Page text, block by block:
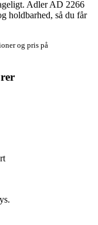
Adler AD 2266
holdbarhed, så du får
og pris på